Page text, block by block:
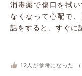
消毒薬で傷口を拭
なくなって心配で
話をすると、すぐに
12 人が参考になった （